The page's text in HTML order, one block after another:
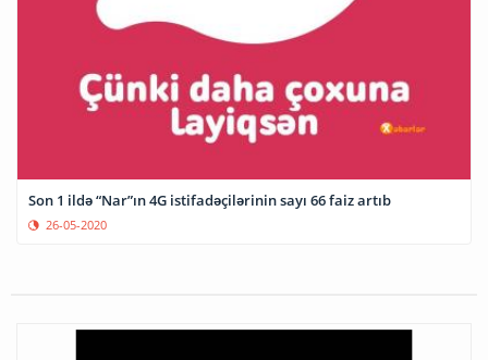
Son 1 ildə “Nar”ın 4G istifadəçilərinin sayı 66 faiz artıb
26-05-2020